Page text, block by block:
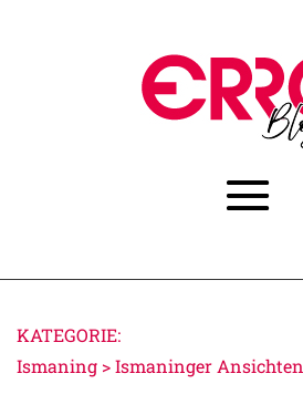
KATEGORIE:
Ismaning > Ismaninger Ansichten